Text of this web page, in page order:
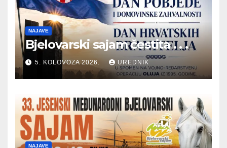
NAJAVE
Bjelovarski sajam čestita . . .
5. KOLOVOZA 2026. UREDNIK
NAJAVE